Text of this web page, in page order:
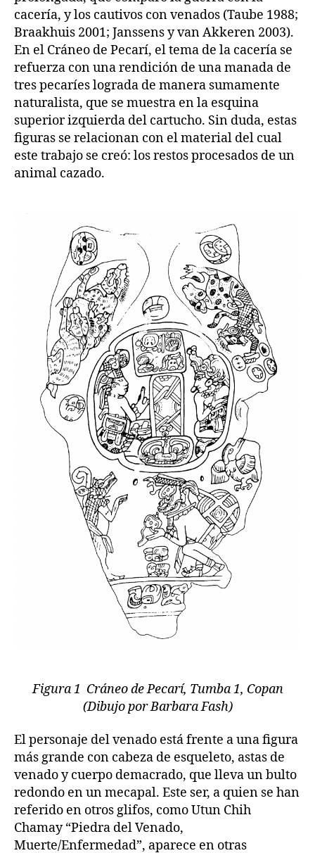
cacería, y los cautivos con venados (Taube 1988;
Braakhuis 2001; Janssens y van Akkeren 2003).
En el Cráneo de Pecarí, el tema de la cacería se
refuerza con una rendición de una manada de
tres pecaríes lograda de manera sumamente
naturalista, que se muestra en la esquina
superior izquierda del cartucho. Sin duda, estas
figuras se relacionan con el material del cual
este trabajo se creó: los restos procesados de un
animal cazado.
Figura 1 Cráneo de Pecarí, Tumba 1, Copan
(Dibujo por Barbara Fash)
El personaje del venado está frente a una figura
más grande con cabeza de esqueleto, astas de
venado y cuerpo demacrado, que lleva un bulto
redondo en un mecapal. Este ser, a quien se han
referido en otros glifos, como Utun Chih
Chamay “Piedra del Venado,
Muerte/Enfermedad”, aparece en otras